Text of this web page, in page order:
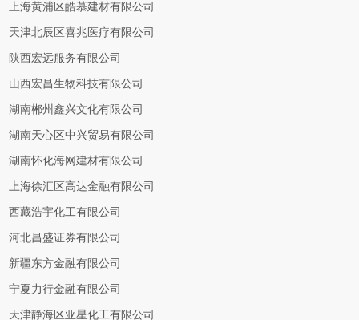
上海黄浦区皓慕建材有限公司
天津北辰区喜兆医疗有限公司
陕西宏远服务有限公司
山西宏昌生物科技有限公司
湖南郴州鑫兴文化有限公司
湖南天心区中兴贸易有限公司
湖南怀化海网建材有限公司
上海徐汇区高达金融有限公司
西藏浩宇化工有限公司
河北昌盛证券有限公司
新疆东方金融有限公司
宁夏力行金融有限公司
天津静海区亚星化工有限公司